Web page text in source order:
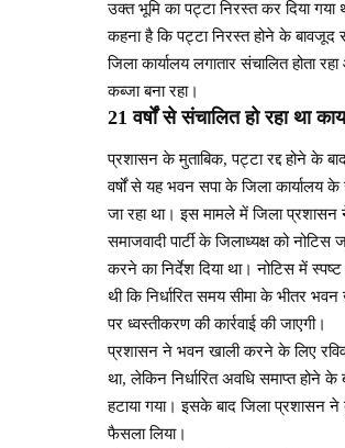
उक्त भूमि का पट्टा निरस्त कर दिया
कहना है कि पट्टा निरस्त होने के बावजूद
जिला कार्यालय लगातार संचालित होता
कब्जा बना रहा।
21 वर्षों से संचालित हो रहा था
प्रशासन के मुताबिक, पट्टा रद्द होने के
वर्षों से यह भवन सपा के जिला कार्यालय
जा रहा था। इस मामले में जिला
समाजवादी पार्टी के जिलाध्यक्ष को
करने का निर्देश दिया था। नोटिस में
थी कि निर्धारित समय सीमा के भीतर
पर ध्वस्तीकरण की कार्रवाई की जाएगी।
प्रशासन ने भवन खाली करने के लिए
था, लेकिन निर्धारित अवधि समाप्त होने के
हटाया गया। इसके बाद जिला प्रशासन ने
फैसला लिया।